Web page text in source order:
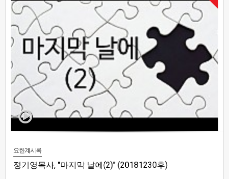
요한계시록
정기영목사, "마지막 날에(2)" (20181230후)